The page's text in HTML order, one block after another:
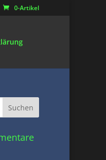
0-Artikel